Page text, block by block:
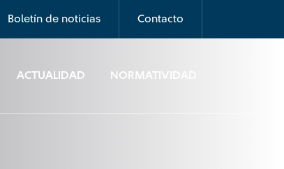
Boletín de noticias Contacto
ACTUALIDAD NORMATIVIDAD